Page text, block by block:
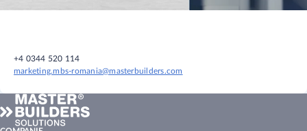
+4 0344 520 114
marketing.mbs-romania@masterbuilders.com